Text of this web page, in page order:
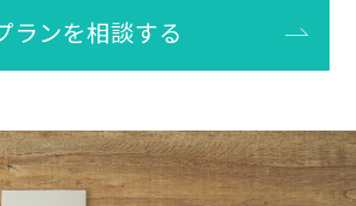
プランを相談する